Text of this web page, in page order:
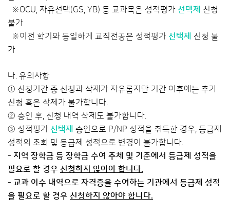
※OCU, 자유선택(GS, YB) 등 교과목은 성적평가 선택제
신청
불가
※이전 학기와 동일하게 교직전공은 성적평가 선택제
신청 불
가
나. 유의사항
① 신청기간 중 신청과 삭제가 자유롭지만 기간 이후에는 추가
신청 혹은 삭제가 불가합니다.
② 승인 후, 신청 내역 삭제도 불가합니다.
③ 성적평가 선택제 승인으로 P/NP 성적을 취득한 경우, 등급제
성적의 조회 및 등급제 성적으로 변경이 불가합니다.
- 지역 장학금 등 장학금 수여 주체 및 기준에서 등급제 성적을
필요로 할 경우 신청하지 않아야 합니다.
- 교과 이수 내역으로 자격증을 수여하는 기관에서 등급제 성적
을 필요로 할 경우 신청하지 않아야 합니다.